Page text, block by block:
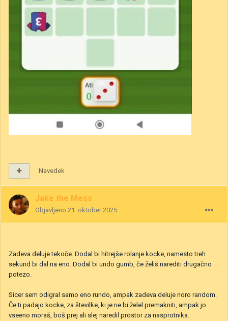
Navedek
Jake the Mess
Objavljeno 21. oktober 2025
Zadeva deluje tekoče. Dodal bi hitrejše rolanje kocke, namesto treh
sekund bi dal na eno. Dodal bi undo gumb, če želiš narediti drugačno
potezo.
Sicer sem odigral samo eno rundo, ampak zadeva deluje noro random.
Če ti padajo kocke, za številke, ki je ne bi želel premakniti, ampak jo
vseeno moraš, boš prej ali slej naredil prostor za nasprotnika.